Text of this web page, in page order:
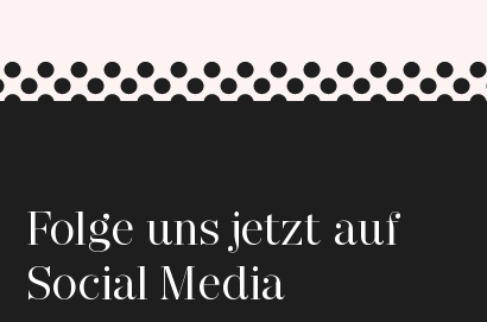
Folge uns jetzt auf
Social Media